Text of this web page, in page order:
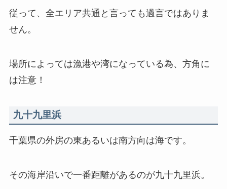
従って、全エリア共通と言っても過言ではありま
せん。
場所によっては漁港や湾になっている為、方角に
は注意！
九十九里浜
千葉県の外房の東あるいは南方向は海です。
その海岸沿いで一番距離があるのが九十九里浜。